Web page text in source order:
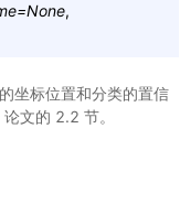
=None,
坐标位置和分类的置信
文的 2.2 节。